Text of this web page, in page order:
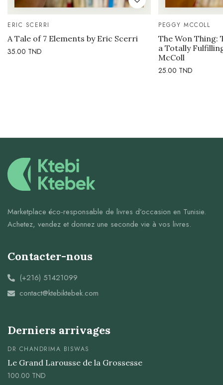
ERIC SCERRI
A Tale of 7 Elements by Eric Scerri
35.00 TND
PEGGY MCCOLL
The Won Thing:
a Totally
McColl
25.00 TND
Marketplace éco-responsable de livres d’occasion en Tunisie.
Achetez, vendez et donnez une seconde vie à vos livres.
Contacter-nous
(+216) 51421099
contact@ktebiktebek.com
Derniers arrivages
DR CHANDRIMA BISWAS
Le Grand Larousse de la Grossesse
100.00 TND